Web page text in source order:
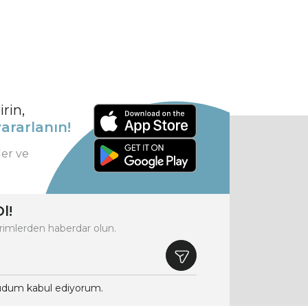
ve
haberdar olun.
kabul ediyorum.